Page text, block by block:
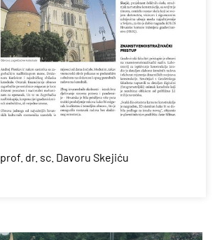
Nagrada KOLOS prof. dr. sc. Davoru Skejiću